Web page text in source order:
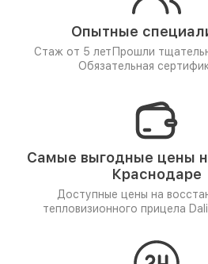
Опытные
Стаж от 5 лет Прошли
Обязательная
Самые выгодные цены
Краснодаре
Доступные цены на
тепловизионного прицела